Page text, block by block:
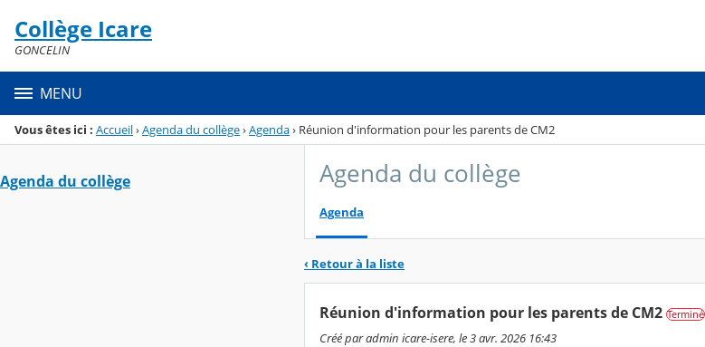
Menu de la rubrique
Contenu
Collège Icare
GONCELIN
MENU
Vous êtes ici : Accueil›Agenda du collège›Agenda› Réunion d'information pour les parents de CM2
Agenda du collège Agenda du collège
Agenda
‹ Retour à la liste
Réunion d'information pour les parents de CM2 Terminé
Créé par admin icare-isere, le 3 avr. 2026 16:43